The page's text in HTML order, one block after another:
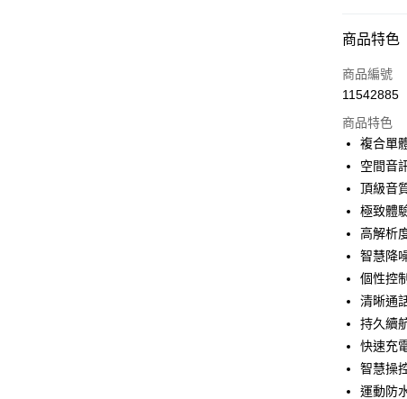
街口支付
悠遊付
ATM付款
運送方式
付款後全
免運費
付款後7-
免運費
宅配
每筆
商品特色
商品編號
11542885
商品特色
複合單
空間音
頂級音
極致體
高解析
智慧降
個性控
清晰通
持久續
快速充
智慧操
運動防